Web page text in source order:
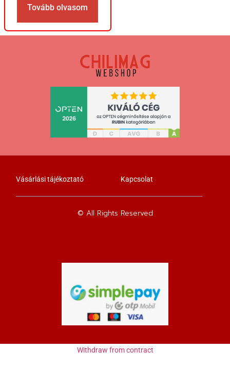
Tovább olvasom
Vásárlási tájékoztató Kapcsolat
© All Rights Reserved
Withdraw from contract